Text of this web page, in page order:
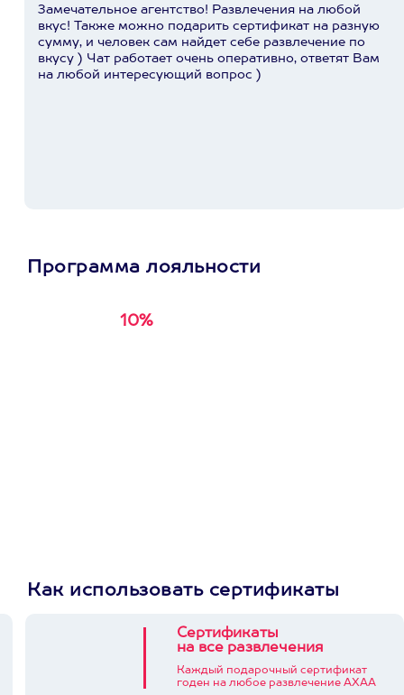
Замечательное агентство! Развлечения на любой
вкус! Также можно подарить сертификат на разную
сумму, и человек сам найдет себе развлечение по
вкусу ) Чат работает очень оперативно, ответят Вам
на любой интересующий вопрос )
Программа лояльности
10%
Как использовать сертификаты
Сертификаты
на все развлечения
Каждый подарочный сертификат
годен на любое развлечение АХАА